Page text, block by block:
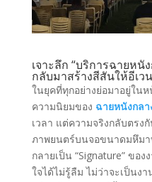
เจาะลึก “บริการฉายหนั
กลับมาสร้างสีสันให้อีเว
ในยุคที่ทุกอย่างย่อมาอยู่ใน
ความนิยมของ ฉายหนังกลา
เวลา แต่ความจริงกลับตร
ภาพยนตร์บนจอขนาดมหึม
กลายเป็น “Signature” ขอ
ใจได้ไม่รู้ลืม ไม่ว่าจะเป็นง